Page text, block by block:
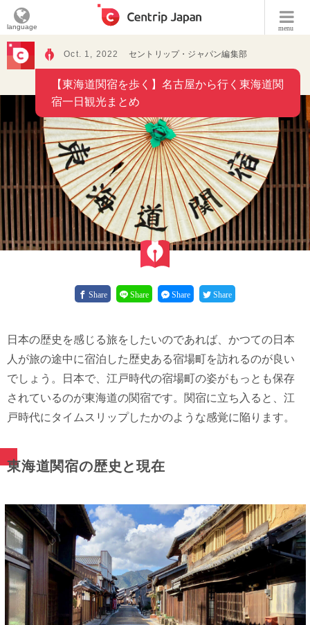
menu
language
Oct. 1, 2022 セントリップ・ジャパン編集部
【東海道関宿を歩く】名古屋から行く東海道関
宿一日観光まとめ
Share Share Share Share
日本の歴史を感じる旅をしたいのであれば、かつての日本
人が旅の途中に宿泊した歴史ある宿場町を訪れるのが良い
でしょう。日本で、江戸時代の宿場町の姿がもっとも保存
されているのが東海道の関宿です。関宿に立ち入ると、江
戸時代にタイムスリップしたかのような感覚に陥ります。
東海道関宿の歴史と現在